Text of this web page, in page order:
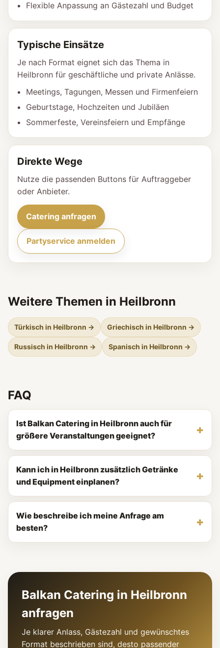
Flexible Anpassung an Gästezahl und Budget
Typische Einsätze
Je nach Format eignet sich das Thema in
Heilbronn für geschäftliche und private Anlässe.
Meetings, Tagungen, Messen und Firmenfeiern
Geburtstage, Hochzeiten und Jubiläen
Sommerfeste, Vereinsfeiern und Empfänge
Direkte Wege
Nutze die passenden Buttons für Auftraggeber
oder Anbieter.
Catering anfragen
Partyservice anmelden
Weitere Themen in Heilbronn
Türkisch in Heilbronn → Griechisch in Heilbronn →
Russisch in Heilbronn → Spanisch in Heilbronn →
FAQ
Ist Balkan Catering in Heilbronn auch für
größere Veranstaltungen geeignet?
Kann ich in Heilbronn zusätzlich Getränke
und Equipment einplanen?
Wie beschreibe ich meine Anfrage am
besten?
Balkan Catering in Heilbronn
anfragen
Je klarer Anlass, Gästezahl und gewünschtes
Format beschrieben sind, desto passender